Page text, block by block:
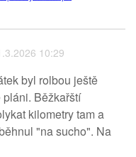
10:29
byl rolbou ještě
Běžkařští
kilometry tam a
"na sucho". Na